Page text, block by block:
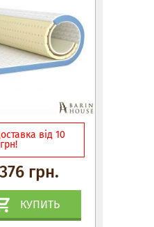
від 10
грн.
КУПИТЬ